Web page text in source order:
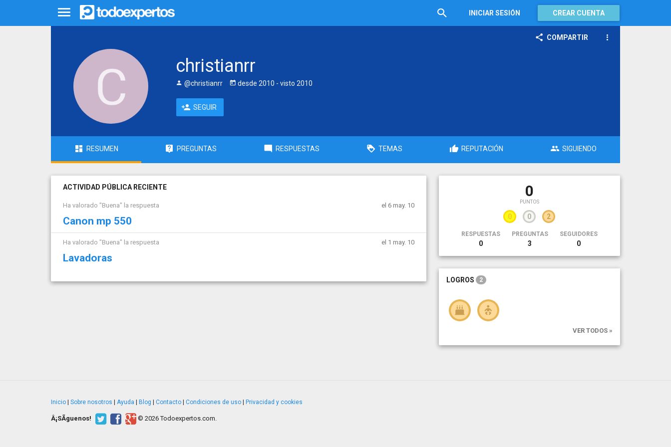
INICIAR SESIÓN CREAR CUENTA
COMPARTIR
christianrr
@christianrr desde 2010 - visto 2010
SEGUIR
RESUMEN PREGUNTAS RESPUESTAS TEMAS REPUTACIÓN SIGUIENDO
ACTIVIDAD PÚBLICA RECIENTE
Ha valorado "Buena" la respuesta el 6 may. 10
Canon mp 550
Ha valorado "Buena" la respuesta el 1 may. 10
Lavadoras
0
PUNTOS
0 0 2
RESPUESTAS
0
PREGUNTAS
3
SEGUIDORES
0
LOGROS 2
VER TODOS »
Inicio Sobre nosotros Ayuda Blog Contacto Condiciones de uso Privacidad y cookies
Â¡SÃ­guenos! © 2026 Todoexpertos.com.